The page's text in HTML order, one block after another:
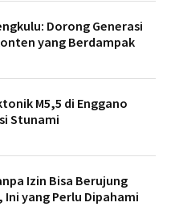
Dorong Generasi
yang Berdampak
M5,5 di Enggano
Stunami
Izin Bisa Berujung
Ini yang Perlu Dipahami